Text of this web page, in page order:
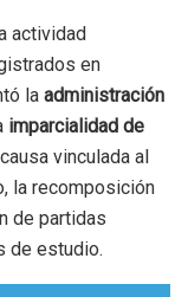
actividad
en
la administración
imparcialidad de
vinculada al
la recomposición
de partidas
de estudio.